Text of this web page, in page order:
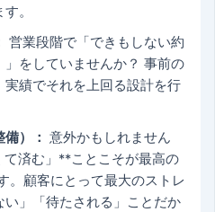
。
営業段階で「できもしない約
をしていませんか？ 事前の
績でそれを上回る設計を行
）： 意外かもしれません
済む」**ことこそが最高の
。顧客にとって最大のストレ
」「待たされる」ことだか